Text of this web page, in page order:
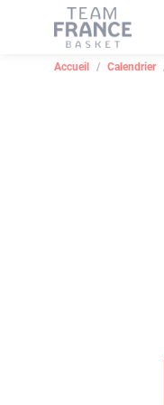
Accueil Calendrier
Panneau de gestion des